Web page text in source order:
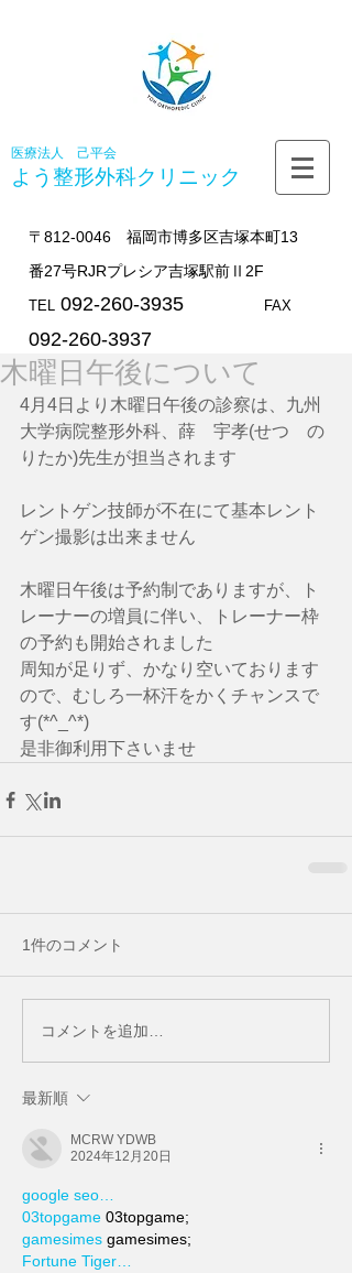
医療法人 己平会
よう整形外科クリニック
〒812-0046 福岡市博多区吉塚本町13
番27号RJRプレシア吉塚駅前Ⅱ2F
TEL 092-260-3935 FAX
092-260-3937
木曜日午後について
4月4日より木曜日午後の診察は、九州
大学病院整形外科、薛　宇孝(せつ　の
りたか)先生が担当されます
レントゲン技師が不在にて基本レント
ゲン撮影は出来ません
木曜日午後は予約制でありますが、ト
レーナーの増員に伴い、トレーナー枠
の予約も開始されました
周知が足りず、かなり空いております
ので、むしろ一杯汗をかくチャンスで
す(*^_^*)
是非御利用下さいませ
1件のコメント
コメントを追加…
最新順
MCRW YDWB
2024年12月20日
google seo…
03topgame 03topgame;
gamesimes gamesimes;
Fortune Tiger…